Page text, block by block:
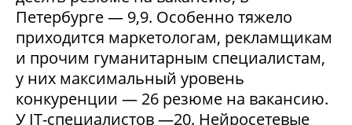
Петербурге — 9,9. Особенно тяжело
приходится маркетологам, рекламщикам
и прочим гуманитарным специалистам,
у них максимальный уровень
конкуренции — 26 резюме на вакансию.
У IT-специалистов —20. Нейросетевые